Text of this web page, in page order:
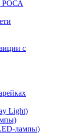
РОСА
с
Light)
лампы)